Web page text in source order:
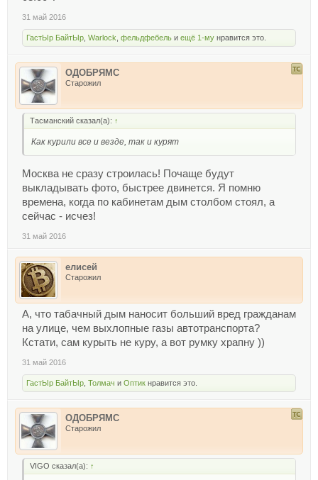
31 май 2016
ГастЫр БайтЫр Warlock фельдфебель и ещё 1-му нравится это.
ОДОБРЯМС
Старожил
Тасманский сказал(а): ↑
Как курили все и везде, так и курят
Москва не сразу строилась! Почаще будут
выкладывать фото, быстрее двинется. Я помню
времена, когда по кабинетам дым столбом стоял, а
сейчас - исчез!
31 май 2016
елисей
Старожил
А, что табачный дым наносит больший вред гражданам
на улице, чем выхлопные газы автотранспорта?
Кстати, сам курыть не куру, а вот румку храпну ))
31 май 2016
ГастЫр БайтЫр Толмач и Оптик нравится это.
ОДОБРЯМС
Старожил
VIGO сказал(а): ↑